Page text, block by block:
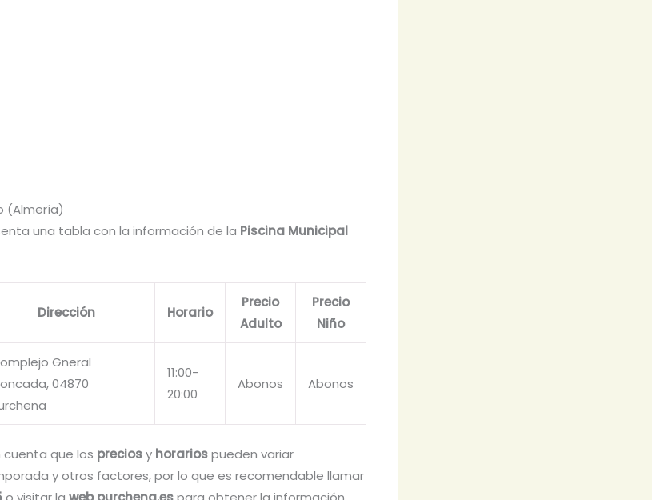
(Almería)
una tabla con la información de la Piscina Municipal
Dirección Horario
Precio
Adulto
Precio
Niño
Gneral
04870
11:00-
20:00
Abonos Abonos
que los preciosy horariospueden variar
y otros factores, por lo que es recomendable llamar